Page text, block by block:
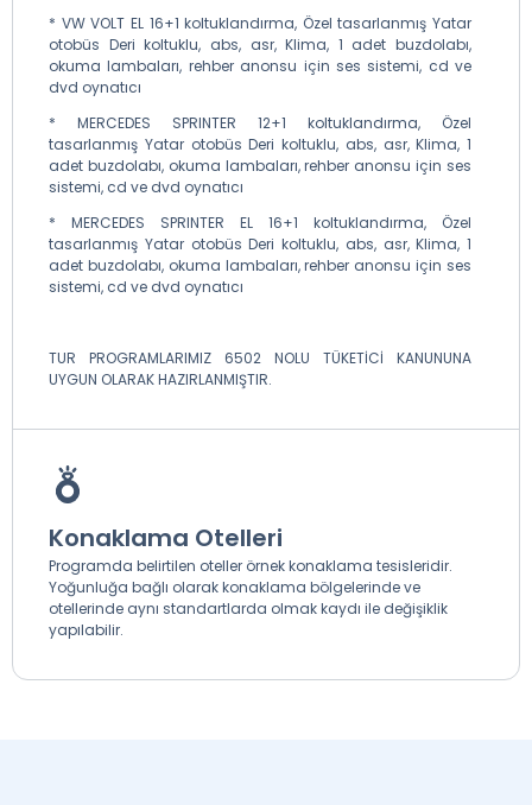
* VW VOLT EL 16+1 koltuklandırma, Özel tasarlanmış Yatar
otobüs Deri koltuklu, abs, asr, Klima, 1 adet buzdolabı,
okuma lambaları, rehber anonsu için ses sistemi, cd ve
dvd oynatıcı
* MERCEDES SPRINTER 12+1 koltuklandırma, Özel
tasarlanmış Yatar otobüs Deri koltuklu, abs, asr, Klima, 1
adet buzdolabı, okuma lambaları, rehber anonsu için ses
sistemi, cd ve dvd oynatıcı
* MERCEDES SPRINTER EL 16+1 koltuklandırma, Özel
tasarlanmış Yatar otobüs Deri koltuklu, abs, asr, Klima, 1
adet buzdolabı, okuma lambaları, rehber anonsu için ses
sistemi, cd ve dvd oynatıcı
TUR PROGRAMLARIMIZ 6502 NOLU TÜKETİCİ KANUNUNA
UYGUN OLARAK HAZIRLANMIŞTIR.
Konaklama Otelleri
Programda belirtilen oteller örnek konaklama tesisleridir.
Yoğunluğa bağlı olarak konaklama bölgelerinde ve
otellerinde aynı standartlarda olmak kaydı ile değişiklik
yapılabilir.